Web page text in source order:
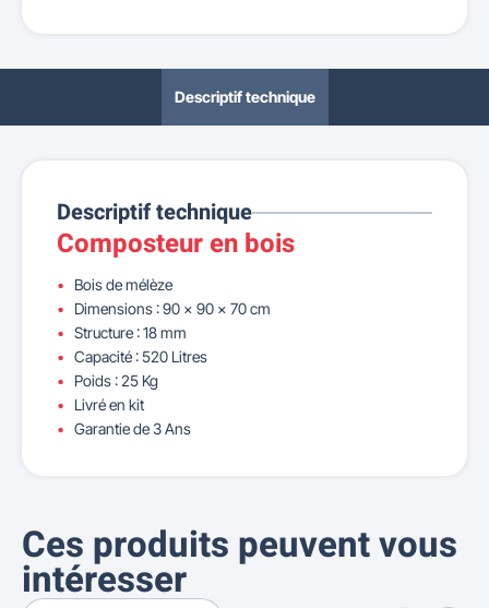
Descriptif technique
Descriptif technique
Composteur en bois
Bois de mélèze
Dimensions : 90 x 90 x 70 cm
Structure : 18 mm
Capacité : 520 Litres
Poids : 25 Kg
Livré en kit
Garantie de 3 Ans
Ces produits peuvent vous
intéresser